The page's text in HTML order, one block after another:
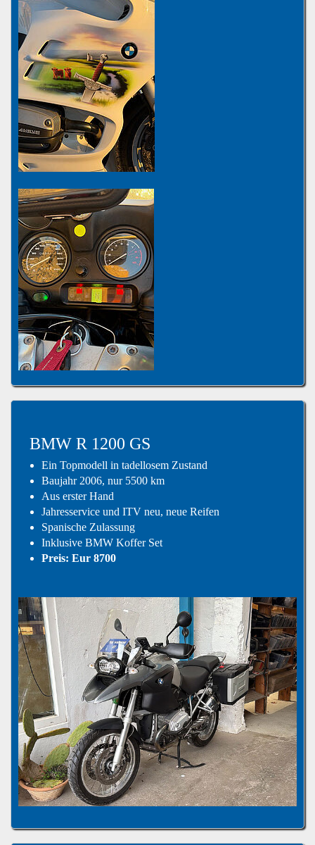
BMW R 1200 GS
Ein Topmodell in tadellosem Zustand
Baujahr 2006, nur 5500 km
Aus erster Hand
Jahresservice und ITV neu, neue Reifen
Spanische Zulassung
Inklusive BMW Koffer Set
Preis: Eur 8700